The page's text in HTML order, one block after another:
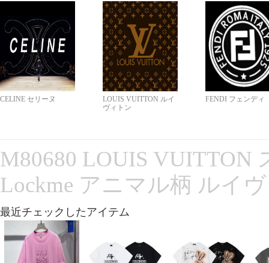
CELINE セリーヌ
LOUIS VUITTON ルイ
ヴィトン
FENDI フェンディ
M80680 LOUIS VUITTON
Lockme アニマル柄 ルイ
最近チェックしたアイテム